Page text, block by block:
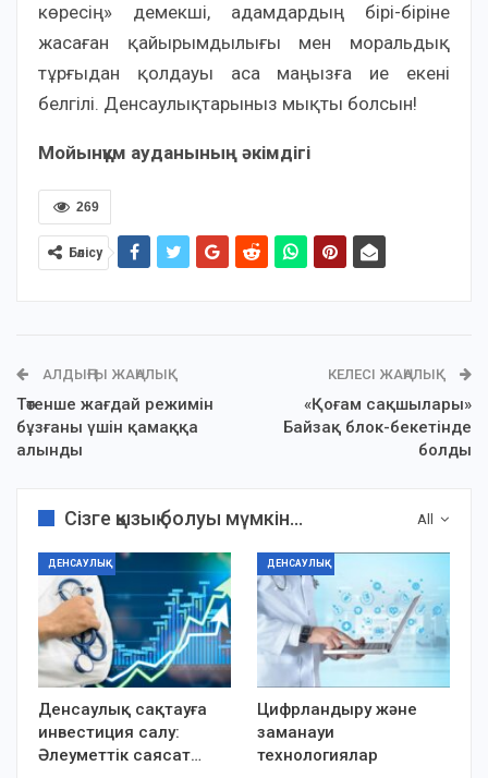
көресің» демекші, адамдардың бірі-біріне
жасаған қайырымдылығы мен моральдық
тұрғыдан қолдауы аса маңызға ие екені
белгілі. Денсаулықтарыныз мықты болсын!
Мойынқұм ауданының әкімдігі
269
Бөлісу
АЛДЫҢҒЫ ЖАҢАЛЫҚ
Төтенше жағдай режимін
бұзғаны үшін қамаққа
алынды
КЕЛЕСІ ЖАҢАЛЫҚ
«Қоғам сақшылары»
Байзақ блок-бекетінде
болды
All
Сізге қызық болуы мүмкін...
ДЕНСАУЛЫҚ
Денсаулық сақтауға
инвестиция салу:
Әлеуметтік саясат…
ДЕНСАУЛЫҚ
Цифрландыру және
заманауи
технологиялар